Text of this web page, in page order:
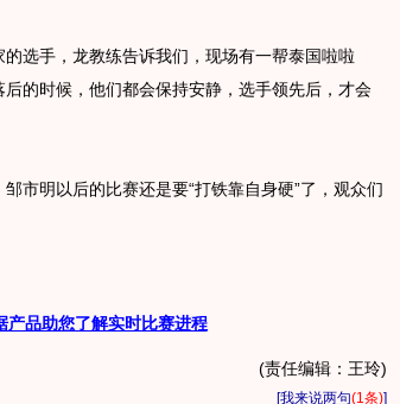
手，龙教练告诉我们，现场有一帮泰国啦啦
的时候，他们都会保持安静，选手领先后，才会
明以后的比赛还是要“打铁靠自身硬”了，观众们
产品助您了解实时比赛进程
(责任编辑：王玲)
[我来说两句(1条)]